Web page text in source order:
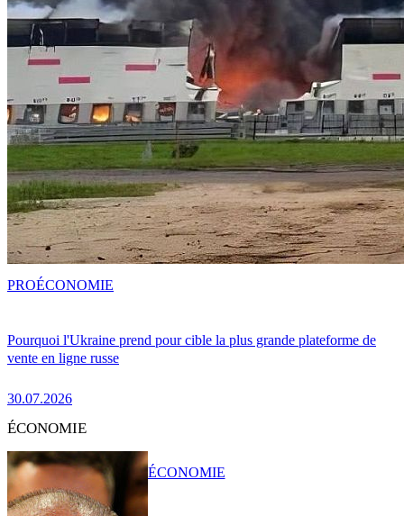
Pourquoi l'Ukraine prend pour cible la plus grande plateforme de
vente en ligne russe
30.07.2026
PROÉCONOMIE
ÉCONOMIE
ÉCONOMIE